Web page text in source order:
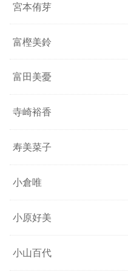
宮本侑芽
富樫美鈴
富田美憂
寺崎裕香
寿美菜子
小倉唯
小原好美
小山百代